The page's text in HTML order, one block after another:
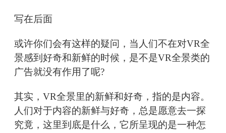
写在后面
或许你们会有这样的疑问，当人们不在对VR全
景感到好奇和新鲜的时候，是不是VR全景类的
广告就没有作用了呢?
其实，VR全景里的新鲜和好奇，指的是内容。
人们对于内容的新鲜与好奇，总是愿意去一探
究竟，这里到底是什么，它所呈现的是一种怎